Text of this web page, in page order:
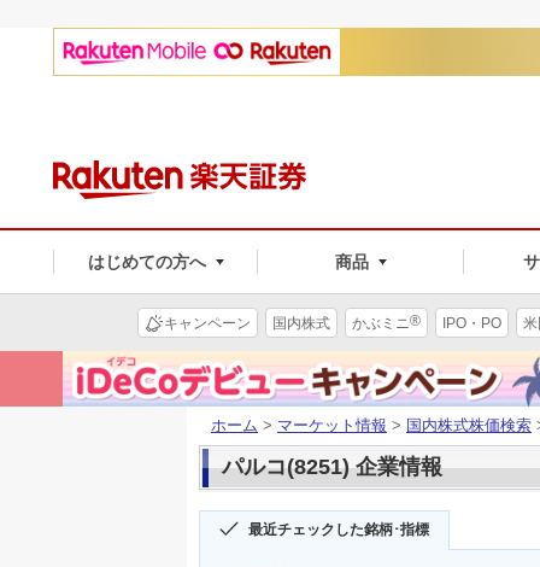
はじめての方へ 商品
キャンペーン 国内株式 かぶミニ® IPO・PO
ホーム > マーケット情報 > 国内株式株価検索
パルコ(8251) 企業情報
最近チェックした銘柄･指標